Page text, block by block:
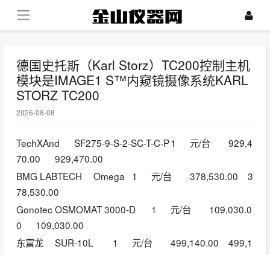
德国史托斯（Karl Storz）TC200控制主机
模块是IMAGE1 S™内窥镜摄像系统​KARL
STORZ TC200
2026-08-08
TechXAnd SF275-9-S-2-SC-T-C-P1 元/台
929,4
70.00
929,470.00
BMG LABTECH
Omega 1 元/台 378,530.00
3
78,530.00
GonotecOSMOMAT 3000-D 1 元/台
109,030.0
0
109,030.00
东富龙
SUR-10L 1 元/台 499,140.00
499,1